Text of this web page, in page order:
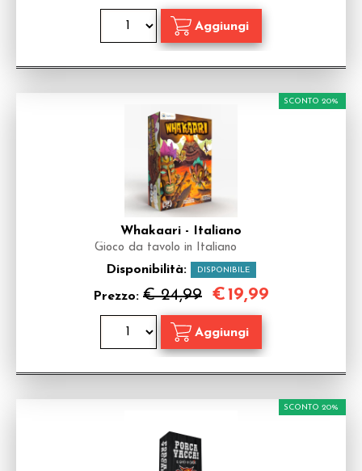
Whakaari - Italiano
Gioco da tavolo in Italiano
Disponibilità: DISPONIBILE
Prezzo: € 24,99
SCONTO 20%
€19,99
SCONTO 20%